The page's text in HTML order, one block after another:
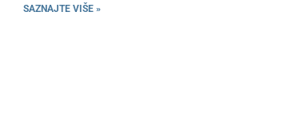
SAZNAJTE VIŠE »